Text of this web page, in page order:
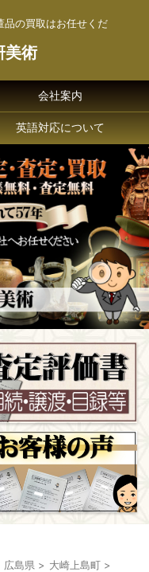
品の買取はお任せくだ
美術
会社案内
英語対応について
広島県 > 大崎上島町 >